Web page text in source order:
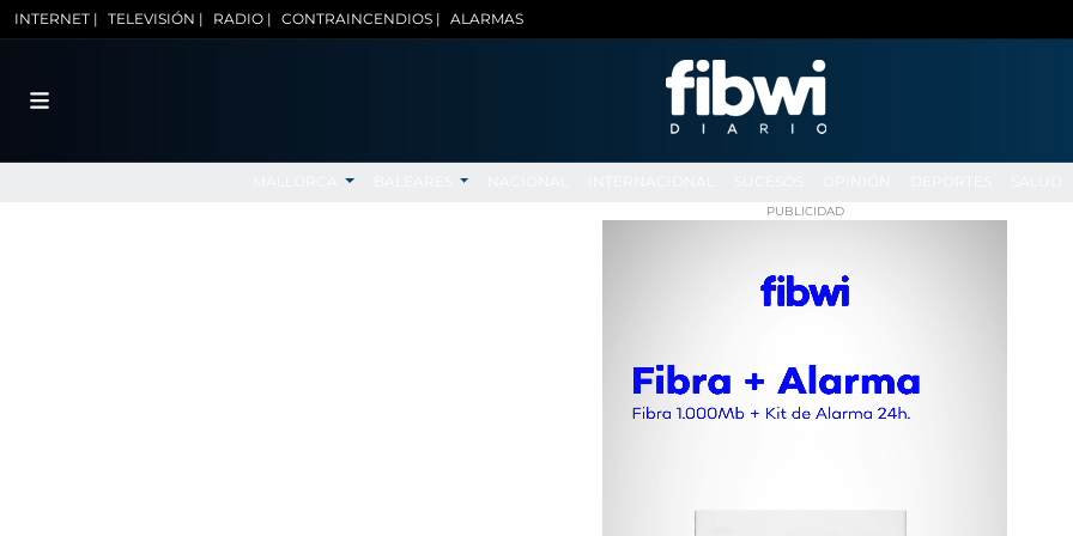
INTERNET | TELEVISIÓN | RADIO | CONTRAINCENDIOS | ALARMAS